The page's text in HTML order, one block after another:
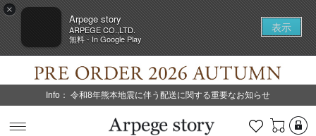
×
Arpege story
ARPEGE CO.,LTD.
無料 - In Google Play
表示
Info： 令和8年熊本地震に伴う配送に関する重要なお知らせ
お気に入り